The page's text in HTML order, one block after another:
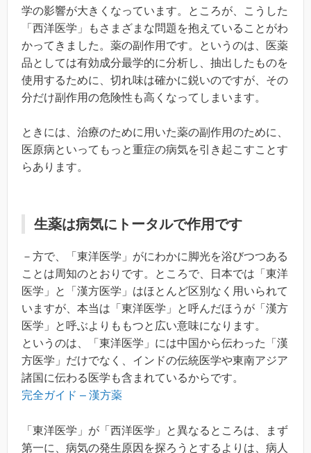
学の影響が大きくなっています。ところが、こうした
「西洋医学」もさまざまな問題を抱えていることがわ
かってきました。薬の副作用です。というのは、医薬
品としては有効成分最学的に分析し、抽出したものを
使用するために、切れ味は確かに鋭いのですが、その
分だけ副作用の危険性も高くなってしまいます。
ときには、治療のために用いた薬の副作用のために、
医原病といってもっと重症の病気を引き起こすことす
らあります。
生薬は病気にトータルで作用です
－方で、「東洋医学」がにわかに脚光を浴びつつある
ことは周知のとおりです。ところで、日本では「東洋
医学」と「漢方医学」はほとんど区別なく用いられて
いますが、本当は「東洋医学」と呼んだほうが「漢方
医学」と呼ぶよりももつと広い意味になります。
というのは、「東洋医学」には中国から伝わった「漢
方医学」だけでなく、インドの伝統医学や東南アジア
諸国に伝わる医学も含まれているからです。
完全ガイド – 漢方薬
「東洋医学」が「西洋医学」と異なるところは、まず
第一に、病気の発生原因を探ろうとするよりは、病人